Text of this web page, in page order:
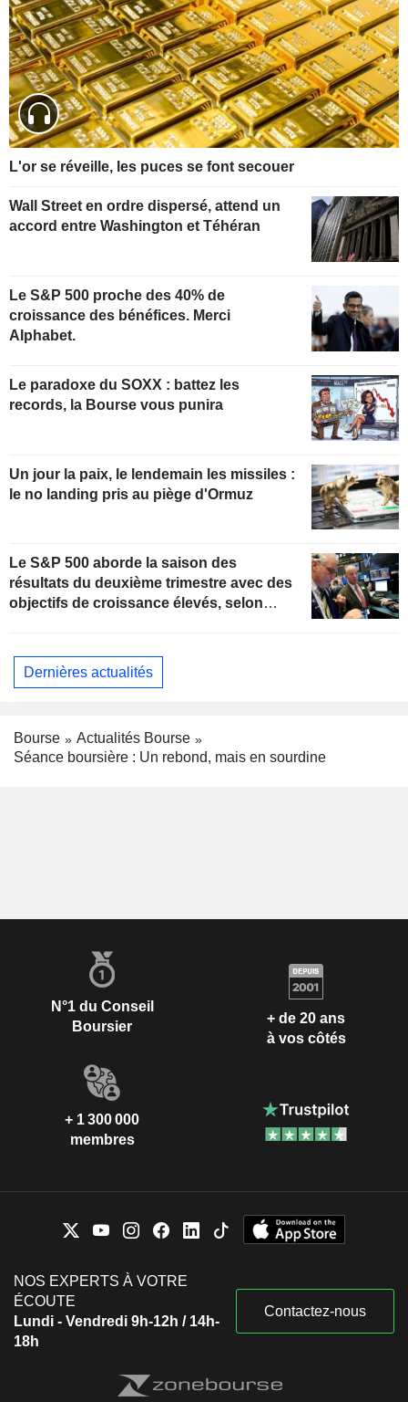
L'or se réveille, les puces se font secouer
Wall Street en ordre dispersé, attend un
accord entre Washington et Téhéran
Le S&P 500 proche des 40% de
croissance des bénéfices. Merci
Alphabet.
Le paradoxe du SOXX : battez les
records, la Bourse vous punira
Un jour la paix, le lendemain les missiles :
le no landing pris au piège d'Ormuz
Le S&P 500 aborde la saison des
résultats du deuxième trimestre avec des
objectifs de croissance élevés, selon
Dernières actualités
Bourse
Actualités Bourse
Séance boursière : Un rebond, mais en sourdine
N°1 du Conseil
Boursier
+ de 20 ans
à vos côtés
+ 1 300 000
membres
NOS EXPERTS À VOTRE
ÉCOUTE
Lundi - Vendredi 9h-12h / 14h-
18h
Contactez-nous